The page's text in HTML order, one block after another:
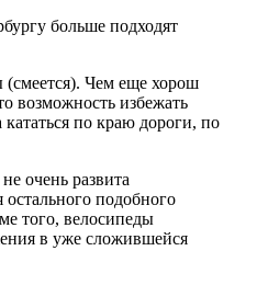
больше подходят
(смеется). Чем еще хорош
возможность избежать
по краю дороги, по
очень развита
остального подобного
того, велосипеды
в уже сложившейся